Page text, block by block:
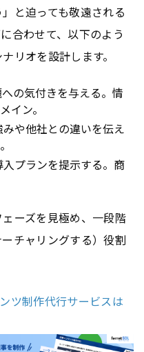
と迫っても敬遠される
合わせて、以下のよう
リオを設計します。
の気付きを与える。情
イン。
みや他社との違いを伝え
入プランを提示する。商
ーズを見極め、一段階
チャリングする）役割
ツ制作代行サービスは